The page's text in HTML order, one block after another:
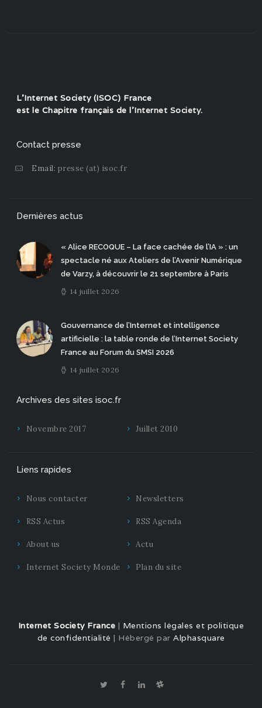
L'Internet Society (ISOC) France
est le Chapitre français de l'Internet Society.
Contact presse
Email: presse (at) isoc.fr
Dernières actus
« Alice RECOQUE – La face cachée de l’IA » : un
spectacle né aux Ateliers de l’Avenir Numérique
de Varzy, à découvrir le 21 septembre à Paris
14 juillet 2026
Gouvernance de l’Internet et intelligence
artificielle : la table ronde de l’Internet Society
France au Forum du SMSI 2026
14 juillet 2026
Archives des sites isoc.fr
Novembre 2017 Juillet 2010
Liens rapides
Nous contacter Newsletters
RSS Actus RSS Agenda
About us Actu
Internet Society Monde Plan du site
Internet Society France | Mentions légales et politique
de confidentialité | Hébergé par Alphasquare